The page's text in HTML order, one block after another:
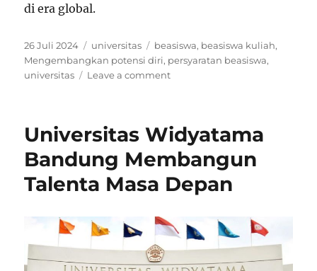
di era global.
Posted
on
26 Juli 2024 Categories
universitas Tags
beasiswa, beasiswa kuliah,
Mengembangkan potensi diri, persyaratan beasiswa,
universitas
Leave a commenton
Mencetak
Generasi
Berintegritas
Universitas Widyatama
Bandung Membangun
Talenta Masa Depan